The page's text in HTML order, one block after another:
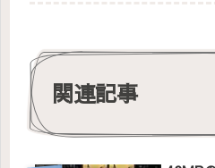
関連記事